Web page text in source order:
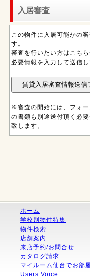
入居審査
この物件に入居可能かの
す。
審査を行いたい方はこち
必要情報を入力して送信し
※審査の開始には、フォ
の書類も別途送付頂く必
致します。
ホーム
学校別物件特集
物件検索
店舗案内
来店予約/お問合せ
カタログ請求
マイルーム仙台でお部
Users Voice